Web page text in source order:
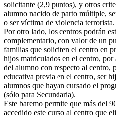
solicitante (2,9 puntos), y otros
alumno nacido de parto múltiple,
o ser víctima de violencia terrorista.
Por otro lado, los centros podrán
complementario, con valor de un
familias que soliciten el centro en
hijos matriculados en el centro,
del alumno con respecto al centro,
educativa previa en el centro, ser
alumnos que hayan cursado el
(sólo para Secundaria).
Este baremo permite que más del
accedido este curso al centro que